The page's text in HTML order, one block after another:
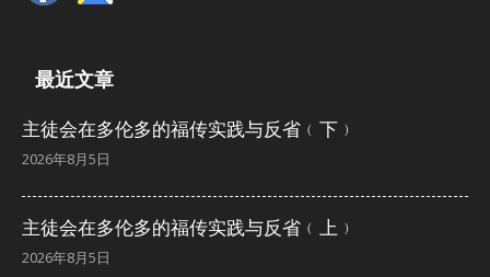
最近文章
主徒会在多伦多的福传实践与反省﹙下﹚
2026年8月5日
主徒会在多伦多的福传实践与反省﹙上﹚
2026年8月5日